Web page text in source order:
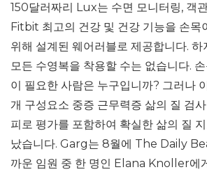
150달러짜리 Lux는 수면 모니터링, 객
Fitbit 최고의 건강 및 건강 기능을 손목
위해 설계된 웨어러블로 제공합니다. 하
모든 수영복을 착용할 수는 없습니다.
이 필요한 사람은 누구입니까? 그러나
개 구성요소 중증 근무력증 삶의 질 검
피로 평가를 포함하여 확실한 삶의 질
났습니다. Garg는 8월에 The Daily
까운 임원 중 한 명인 Elana Knoller에